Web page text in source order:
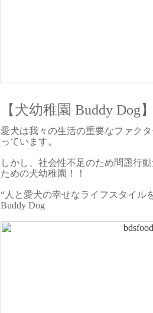
【犬幼稚園 Buddy Dog
愛犬は我々の生活の重要なファク
っています。
しかし、社会性不足のため問題行
ための犬幼稚園！！
“人と愛犬の幸せなライフスタイ
Buddy Dog